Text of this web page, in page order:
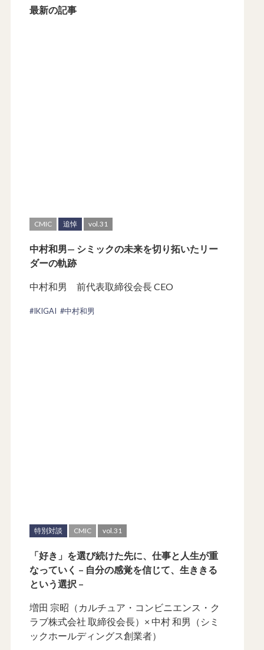
最新の記事
CMIC 追悼 vol.31
中村和男— シミックの未来を切り拓いたリー
ダーの軌跡
中村和男 前代表取締役会長 CEO
#IKIGAI #中村和男
特別対談 CMIC vol.31
「好き」を選び続けた先に、仕事と人生が重
なっていく – 自分の感覚を信じて、生ききる
という選択 –
増田 宗昭（カルチュア・コンビニエンス・ク
ラブ株式会社 取締役会長）× 中村 和男（シミ
ックホールディングス創業者）